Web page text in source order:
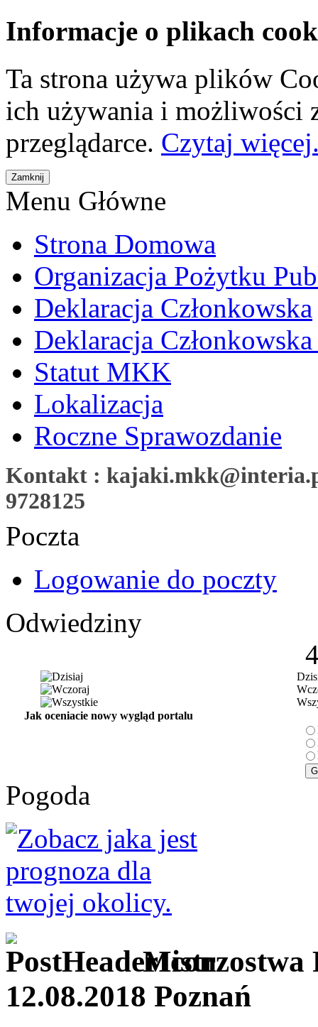
Informacje o plikach
Ta strona używa plików
ich używania i możliwości
przeglądarce. Czytaj
Menu Główne
Strona Domowa
Organizacja Pożytku
Deklaracja Członkowska
Deklaracja
Statut MKK
Lokalizacja
Roczne Sprawozdanie
Kontakt :
9728125
Poczta
Logowanie do poczty
Odwiedziny
Jak oceniacie nowy wygląd portalu
Pogoda
Mistrzostwa
12.08.2018 Poznań